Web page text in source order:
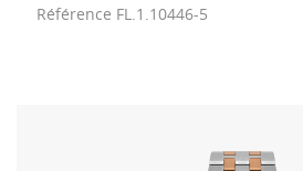
Référence FL.1.10446-5